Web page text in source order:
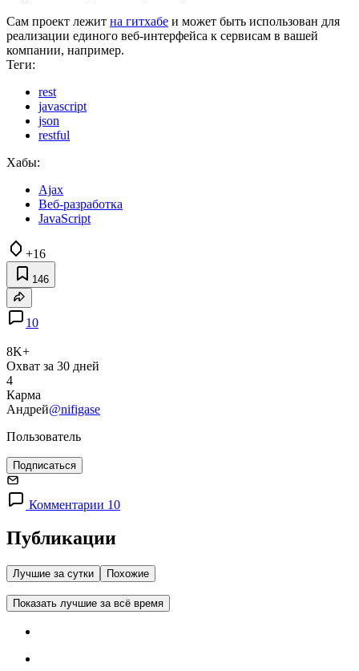
Сам проект лежит на гитхабе и может быть использован для
реализации единого веб-интерфейса к сервисам в вашей
компании, например.
Теги:
rest
javascript
json
restful
Хабы:
Ajax
Веб-разработка
JavaScript
+16
146
10
8K+
Охват за 30 дней
4
Карма
Андрей@nifigase
Пользователь
Подписаться
Комментарии 10
Публикации
Лучшие за сутки Похожие
Показать лучшие за всё время